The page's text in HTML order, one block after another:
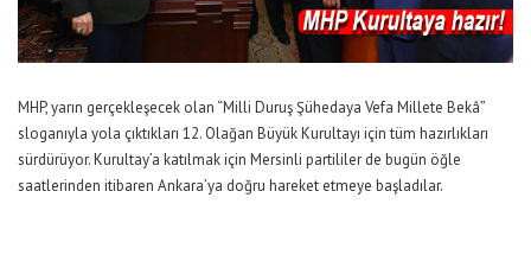
MHP, yarın gerçekleşecek olan “Milli Duruş Şühedaya Vefa Millete Bekâ”
sloganıyla yola çıktıkları 12. Olağan Büyük Kurultayı için tüm hazırlıkları
sürdürüyor. Kurultay’a katılmak için Mersinli partililer de bugün öğle
saatlerinden itibaren Ankara’ya doğru hareket etmeye başladılar.